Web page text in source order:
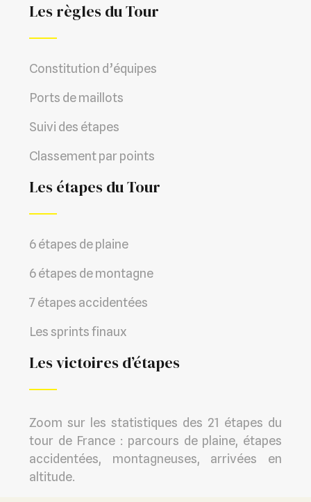
Les règles du Tour
Constitution d’équipes
Ports de maillots
Suivi des étapes
Classement par points
Les étapes du Tour
6 étapes de plaine
6 étapes de montagne
7 étapes accidentées
Les sprints finaux
Les victoires d’étapes
Zoom sur les statistiques des 21 étapes du
tour de France : parcours de plaine, étapes
accidentées, montagneuses, arrivées en
altitude.